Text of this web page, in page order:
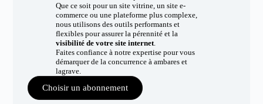
Que ce soit pour un site vitrine, un site e-
commerce ou une plateforme plus complexe,
nous utilisons des outils performants et
flexibles pour assurer la pérennité et la
visibilité de votre site internet.
Faites confiance à notre expertise pour vous
démarquer de la concurrence à ambares et
lagrave.
Choisir un abonnement